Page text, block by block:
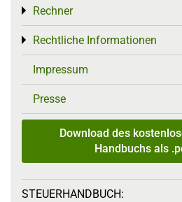
Rechner
Toggle menu
Rechtliche Informationen
Toggle menu
Impressum
Presse
Download des
Handbuchs als
STEUERHANDBUCH: